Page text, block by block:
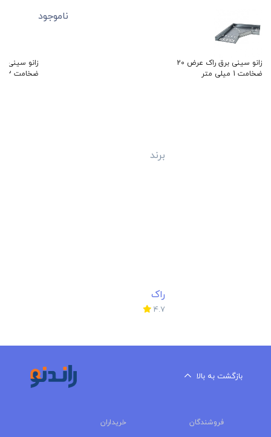
زانو سینی برق راک عرض 20
ضخامت 1 میلی متر
برند
راک
4.7
ناموجود
ضخامت 2 میلی متر
بازگشت به بالا
فروشندگان خریداران